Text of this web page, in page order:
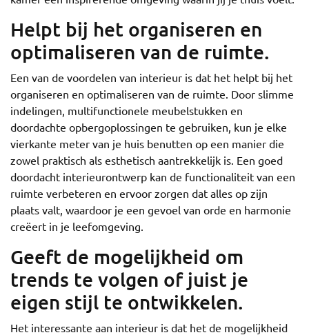
Helpt bij het organiseren en
optimaliseren van de ruimte.
Een van de voordelen van interieur is dat het helpt bij het
organiseren en optimaliseren van de ruimte. Door slimme
indelingen, multifunctionele meubelstukken en
doordachte opbergoplossingen te gebruiken, kun je elke
vierkante meter van je huis benutten op een manier die
zowel praktisch als esthetisch aantrekkelijk is. Een goed
doordacht interieurontwerp kan de functionaliteit van een
ruimte verbeteren en ervoor zorgen dat alles op zijn
plaats valt, waardoor je een gevoel van orde en harmonie
creëert in je leefomgeving.
Geeft de mogelijkheid om
trends te volgen of juist je
eigen stijl te ontwikkelen.
Het interessante aan interieur is dat het de mogelijkheid